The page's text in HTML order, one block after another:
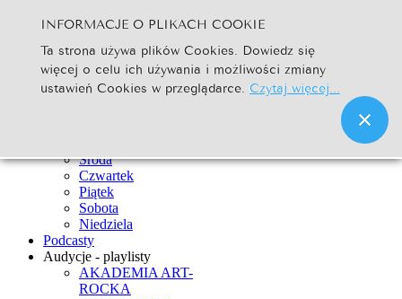
Szukaj... Go
Strona Główna
Newsy
Środa
Czwartek
Piątek
Sobota
Niedziela
Podcasty
Audycje - playlisty
AKADEMIA ART-
ROCKA
INFORMACJE O PLIKACH COOKIE
Ta strona używa plików Cookies. Dowiedz się
więcej o celu ich używania i możliwości zmiany
ustawień Cookies w przeglądarce. Czytaj więcej...